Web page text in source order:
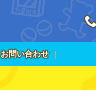
お問い合わせ